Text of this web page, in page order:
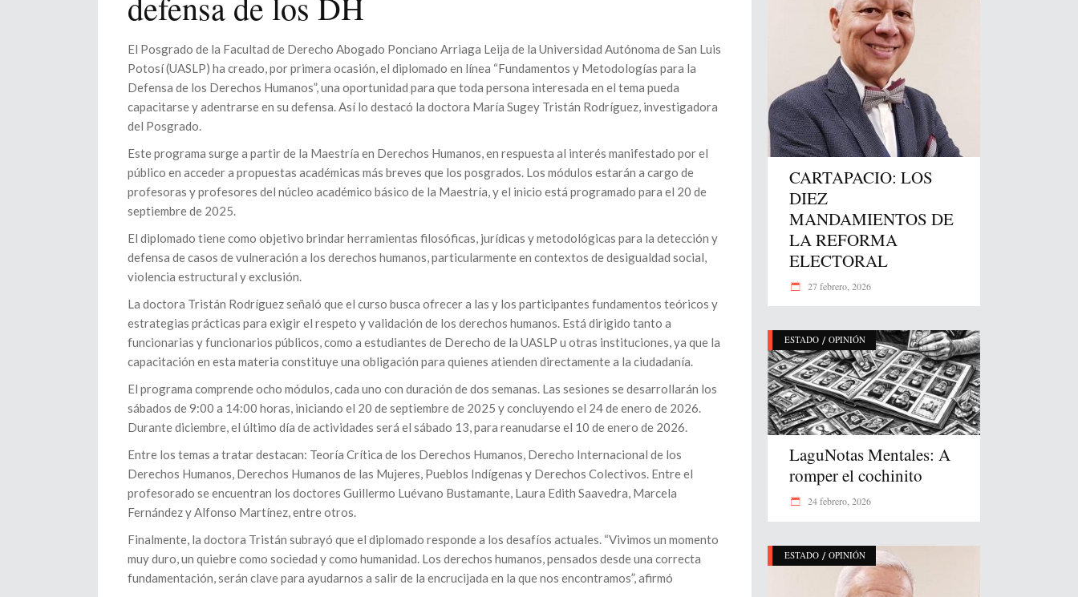
El Posgrado de la Facultad de Derecho Abogado Ponciano Arriaga Leija de la Universidad Autónoma de San Luis
Potosí (UASLP) ha creado, por primera ocasión, el diplomado en línea “Fundamentos y Metodologías para la
Defensa de los Derechos Humanos”, una oportunidad para que toda persona interesada en el tema pueda
capacitarse y adentrarse en su defensa. Así lo destacó la doctora María Sugey Tristán Rodríguez, investigadora
del Posgrado.
Este programa surge a partir de la Maestría en Derechos Humanos, en respuesta al interés manifestado por el
público en acceder a propuestas académicas más breves que los posgrados. Los módulos estarán a cargo de
profesoras y profesores del núcleo académico básico de la Maestría, y el inicio está programado para el 20 de
septiembre de 2025.
El diplomado tiene como objetivo brindar herramientas filosóficas, jurídicas y metodológicas para la detección y
defensa de casos de vulneración a los derechos humanos, particularmente en contextos de desigualdad social,
violencia estructural y exclusión.
La doctora Tristán Rodríguez señaló que el curso busca ofrecer a las y los participantes fundamentos teóricos y
estrategias prácticas para exigir el respeto y validación de los derechos humanos. Está dirigido tanto a
funcionarias y funcionarios públicos, como a estudiantes de Derecho de la UASLP u otras instituciones, ya que la
capacitación en esta materia constituye una obligación para quienes atienden directamente a la ciudadanía.
El programa comprende ocho módulos, cada uno con duración de dos semanas. Las sesiones se desarrollarán los
sábados de 9:00 a 14:00 horas, iniciando el 20 de septiembre de 2025 y concluyendo el 24 de enero de 2026.
Durante diciembre, el último día de actividades será el sábado 13, para reanudarse el 10 de enero de 2026.
Entre los temas a tratar destacan: Teoría Crítica de los Derechos Humanos, Derecho Internacional de los
Derechos Humanos, Derechos Humanos de las Mujeres, Pueblos Indígenas y Derechos Colectivos. Entre el
profesorado se encuentran los doctores Guillermo Luévano Bustamante, Laura Edith Saavedra, Marcela
Fernández y Alfonso Martínez, entre otros.
Finalmente, la doctora Tristán subrayó que el diplomado responde a los desafíos actuales. “Vivimos un momento
muy duro, un quiebre como sociedad y como humanidad. Los derechos humanos, pensados desde una correcta
fundamentación, serán clave para ayudarnos a salir de la encrucijada en la que nos encontramos”, afirmó
CARTAPACIO: LOS
DIEZ
MANDAMIENTOS DE
LA REFORMA
ELECTORAL
27 febrero, 2026
ESTADO / OPINIÓN
LaguNotas Mentales: A
romper el cochinito
24 febrero, 2026
ESTADO / OPINIÓN